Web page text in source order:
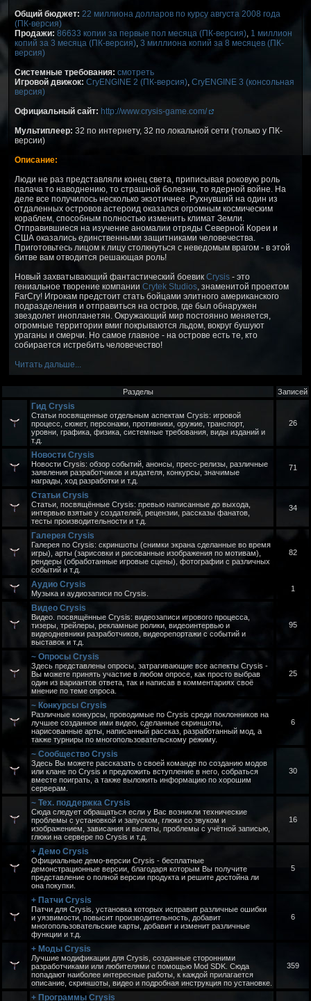
Общий бюджет: 22 миллиона долларов по курсу августа 2008 года
(ПК-версия)
Продажи: 86633 копии за первые пол месяца (ПК-версия), 1 миллион
копий за 3 месяца (ПК-версия), 3 миллиона копий за 8 месяцев (ПК-
версия)
Системные требования: смотреть
Игровой движок: CryENGINE 2 (ПК-версия), CryENGINE 3 (консольная
версия)
Официальный сайт: http://www.crysis-game.com/
Мультиплеер: 32 по интернету, 32 по локальной сети (только у ПК-
версии)
Описание:
Люди не раз представляли конец света, приписывая роковую роль
палача то наводнению, то страшной болезни, то ядерной войне. На
деле все получилось несколько экзотичнее. Рухнувший на один из
отдаленных островов астероид оказался огромным космическим
кораблем, способным полностью изменить климат Земли.
Отправившиеся на изучение аномалии отряды Северной Кореи и
США оказались единственными защитниками человечества.
Приготовьтесь лицом к лицу столкнуться с неведомым врагом - в этой
битве вам отводится решающая роль!
Новый захватывающий фантастический боевик Crysis - это
гениальное творение компании Crytek Studios, знаменитой проектом
FarCry! Игрокам предстоит стать бойцами элитного американского
подразделения и отправиться на остров, где был обнаружен
звездолет инопланетян. Окружающий мир постоянно меняется,
огромные территории вмиг покрываются льдом, вокруг бушуют
ураганы и смерчи. Но самое главное - на острове есть те, кто
собирается истребить человечество!
Читать дальше...
Разделы Записей
Гид Crysis
Статьи посвященные отдельным аспектам Crysis: игровой
процесс, сюжет, персонажи, противники, оружие, транспорт,
уровни, графика, физика, системные требования, виды изданий и
т.д.
26
Новости Crysis
Новости Crysis: обзор событий, анонсы, пресс-релизы, различные
заявления разработчиков и издателя, конкурсы, значимые
награды, ход разработки и т.д.
71
Статьи Crysis
Статьи, посвящённые Crysis: превью написанные до выхода,
интервью взятые у создателей, рецензии, рассказы фанатов,
тесты производительности и т.д.
34
Галерея Crysis
Галерея по Crysis: скриншоты (снимки экрана сделанные во время
игры), арты (зарисовки и рисованные изображения по мотивам),
рендеры (обработанные игровые сцены), фотографии с различных
событий и т.д.
82
Аудио Crysis
Музыка и аудиозаписи по Crysis.
1
Видео Crysis
Видео. посвящённые Crysis: видеозаписи игрового процесса,
тизеры, трейлеры, рекламные ролики, видеоинтервью и
видеодневники разработчиков, видеорепортажи с событий и
выставок и т.д.
95
~ Опросы Crysis
Здесь представлены опросы, затрагивающие все аспекты Crysis -
Вы можете принять участие в любом опросе, как просто выбрав
один из вариантов ответа, так и написав в комментариях своё
мнение по теме опроса.
25
~ Конкурсы Crysis
Различные конкурсы, проводимые по Crysis среди поклонников на
лучшее созданное ими видео, сделанные скриншоты,
нарисованные арты, написанный рассказ, разработанный мод, а
также турниры по многопользовательскому режиму.
6
~ Сообщество Crysis
Здесь Вы можете рассказать о своей команде по созданию модов
или клане по Crysis и предложить вступление в него, собраться
вместе поиграть, а также выложить информацию по хорошим
серверам.
30
~ Тех. поддержка Crysis
Сюда следует обращаться если у Вас возникли технические
проблемы с установкой и запуском, глюки со звуком и
изображением, зависания и вылеты, проблемы с учётной записью,
глюки на сервере по Crysis и т.д.
16
+ Демо Crysis
Официальные демо-версии Crysis - бесплатные
демонстрационные версии, благодаря которым Вы получите
представление о полной версии продукта и решите достойна ли
она покупки.
5
+ Патчи Crysis
Патчи для Crysis, установка которых исправит различные ошибки
и уязвимости, повысит производительность, добавит
многопользовательские карты, добавит и изменит различные
функции и т.д.
6
+ Моды Crysis
Лучшие модификации для Crysis, созданные сторонними
разработчиками или любителями с помощью Mod SDK. Сюда
попадают наиболее интересные работы, к каждой прилагается
описание, скриншоты, видео и подробная инструкция по установке.
359
+ Программы Crysis